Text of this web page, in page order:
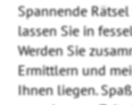
Spannende
lassen Sie in
Werden Sie
Ermittlern und
Ihnen liegen.